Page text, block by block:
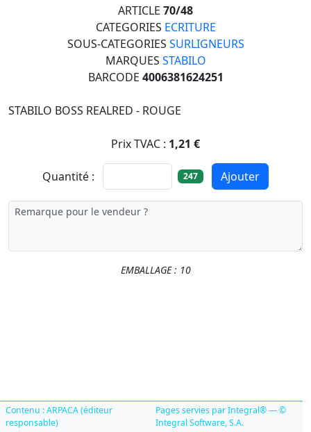
ARTICLE 70/48
CATEGORIES ECRITURE
SOUS-CATEGORIES SURLIGNEURS
MARQUES STABILO
BARCODE 4006381624251
STABILO BOSS REALRED - ROUGE
Prix TVAC : 1,21 €
Quantité : 247 Ajouter
EMBALLAGE : 10
Contenu : ARPACA (éditeur
responsable)
Pages servies par Integral® — ©
Integral Software, S.A.